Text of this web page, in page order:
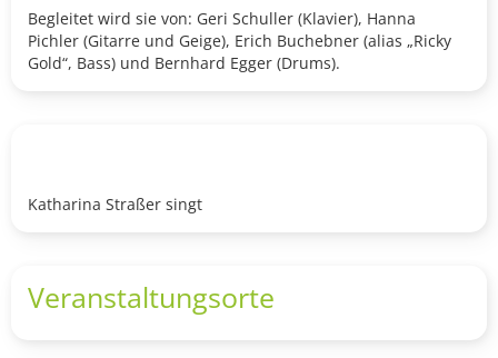
Begleitet wird sie von: Geri Schuller (Klavier), Hanna
Pichler (Gitarre und Geige), Erich Buchebner (alias „Ricky
Gold“, Bass) und Bernhard Egger (Drums).
Katharina Straßer singt
Veranstaltungsorte